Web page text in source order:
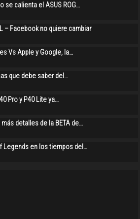
se calienta el ASUS ROG…
– Facebook no quiere cambiar
Vs Apple y Google, la…
que debe saber del…
Pro y P40 Lite ya…
detalles de la BETA de…
Legends en los tiempos del…